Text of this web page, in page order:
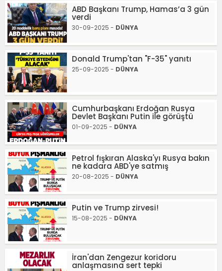
ABD Başkanı Trump, Hamas’a 3 gün
verdi
30-09-2025 - DÜNYA
Donald Trump'tan "F-35" yanıtı
25-09-2025 - DÜNYA
Cumhurbaşkanı Erdoğan Rusya
Devlet Başkanı Putin ile görüştü
01-09-2025 - DÜNYA
Petrol fışkıran Alaska'yı Rusya bakın
ne kadara ABD'ye satmış
20-08-2025 - DÜNYA
Putin ve Trump zirvesi!
15-08-2025 - DÜNYA
İran'dan Zengezur koridoru
anlaşmasına sert tepki